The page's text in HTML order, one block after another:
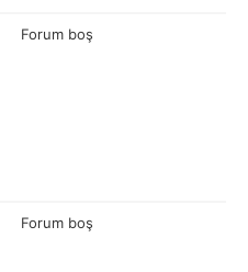
Forum boş
Forum boş